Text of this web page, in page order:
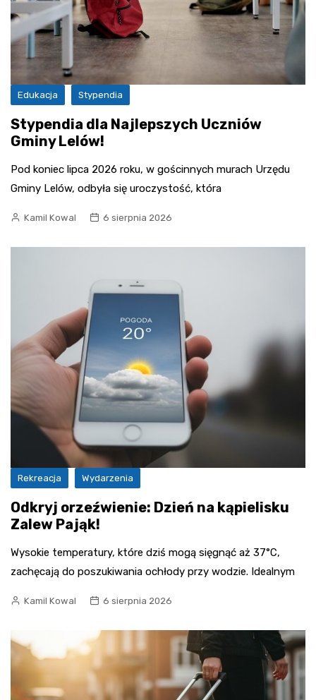
Edukacja Stypendia
Stypendia dla Najlepszych Uczniów
Gminy Lelów!
Pod koniec lipca 2026 roku, w gościnnych murach Urzędu
Gminy Lelów, odbyła się uroczystość, która
Kamil Kowal 6 sierpnia 2026
Rekreacja Wydarzenia
Odkryj orzeźwienie: Dzień na kąpielisku
Zalew Pająk!
Wysokie temperatury, które dziś mogą sięgnąć aż 37°C,
zachęcają do poszukiwania ochłody przy wodzie. Idealnym
Kamil Kowal 6 sierpnia 2026